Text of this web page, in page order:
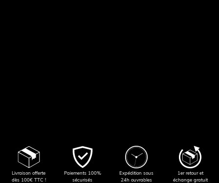
Livraison offerte
dès 100€ TTC !
Paiements 100%
sécurisés
Expédition sous
24h ouvrables
1er retour et
échange gratuit